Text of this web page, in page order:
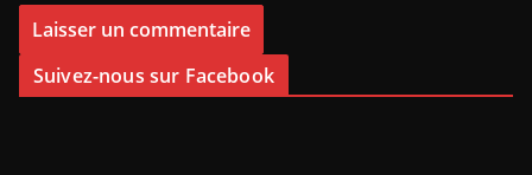
Suivez-nous sur Facebook